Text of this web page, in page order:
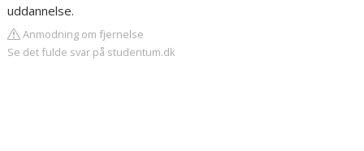
uddannelse.
Anmodning om fjernelse
Se det fulde svar på studentum.dk